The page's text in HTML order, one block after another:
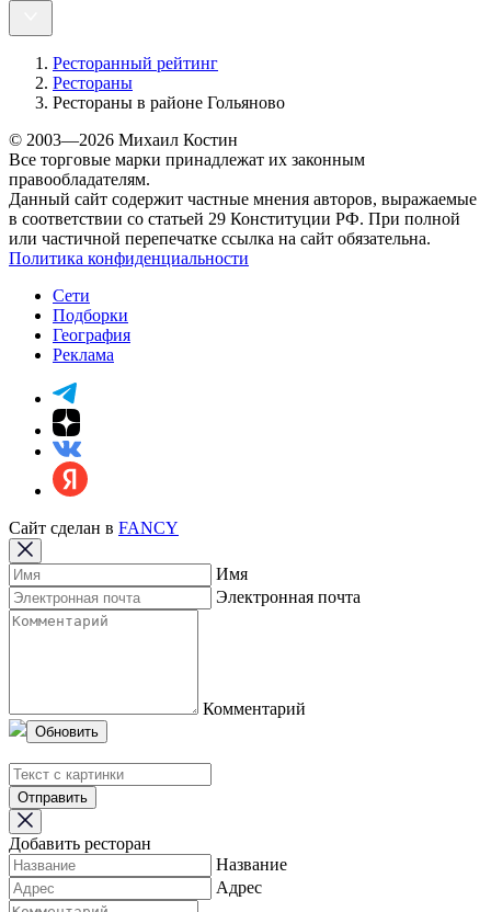
Ресторанный рейтинг
Рестораны
Рестораны в районе Гольяново
© 2003—2026 Михаил Костин
Все торговые марки принадлежат их законным
правообладателям.
Данный сайт содержит частные мнения авторов, выражаемые
в соответствии со статьей 29 Конституции РФ. При полной
или частичной перепечатке ссылка на сайт обязательна.
Политика конфиденциальности
Сети
Подборки
География
Реклама
Сайт сделан в FANCY
Имя
Электронная почта
Комментарий
Обновить
Отправить
Добавить ресторан
Название
Адрес